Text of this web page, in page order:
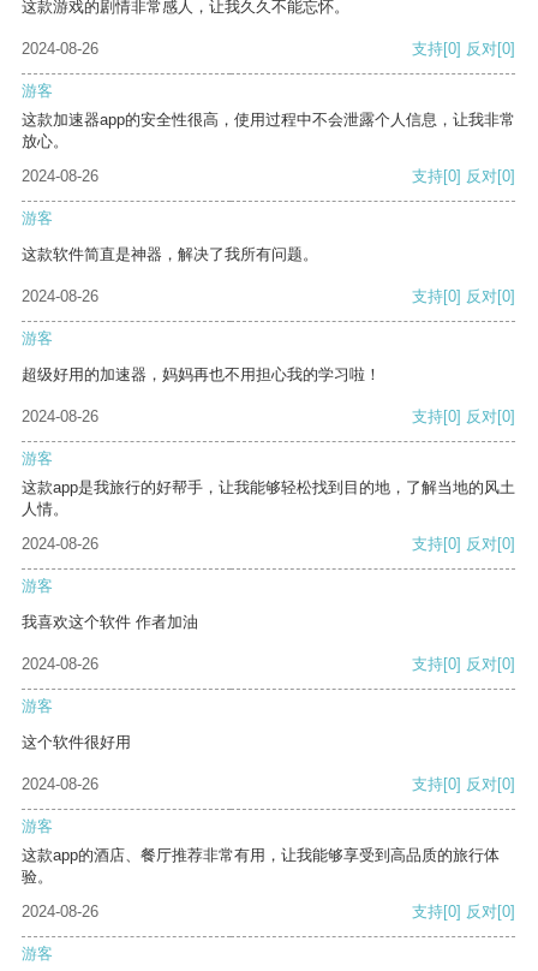
这款游戏的剧情非常感人，让我久久不能忘怀。
2024-08-26 支持[0] 反对[0]
游客
这款加速器app的安全性很高，使用过程中不会泄露个人信息，让我非常
放心。
2024-08-26
支持[0] 反对[0]
游客
这款软件简直是神器，解决了我所有问题。
2024-08-26 支持[0] 反对[0]
游客
超级好用的加速器，妈妈再也不用担心我的学习啦！
2024-08-26 支持[0] 反对[0]
游客
这款app是我旅行的好帮手，让我能够轻松找到目的地，了解当地的风土
人情。
2024-08-26
支持[0] 反对[0]
游客
我喜欢这个软件 作者加油
2024-08-26 支持[0] 反对[0]
游客
这个软件很好用
2024-08-26 支持[0] 反对[0]
游客
这款app的酒店、餐厅推荐非常有用，让我能够享受到高品质的旅行体
验。
2024-08-26
支持[0] 反对[0]
游客